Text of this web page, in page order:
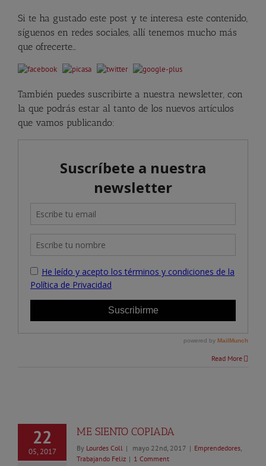
Si te ha gustado este post y te interesa este contenido,
síguenos en redes sociales, allí tenemos mucho más
que ofrecerte…
También puedes suscribirte a nuestra newsletter, con
la que podrás estar al tanto de los nuevos artículos
que vamos publicando:
Read More
22
05, 2017
ME SIENTO COPIADA
By Lourdes Coll | mayo 22nd, 2017 | Emprendedores,
Trabajando Feliz | 1 Comment